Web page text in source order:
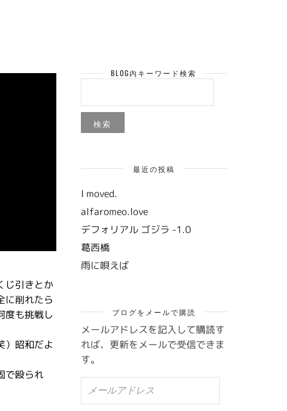
じ引きとか
に削れたら
度も挑戦し
）昭和だよ
で殴られ
BLOG内キーワード検索
最近の投稿
I moved.
alfaromeo.love
デフォリアル ゴジラ -1.0
葛西橋
雨に唄えば
ブログをメールで購読
メールアドレスを記入して購読す
れば、更新をメールで受信できま
す。
ル